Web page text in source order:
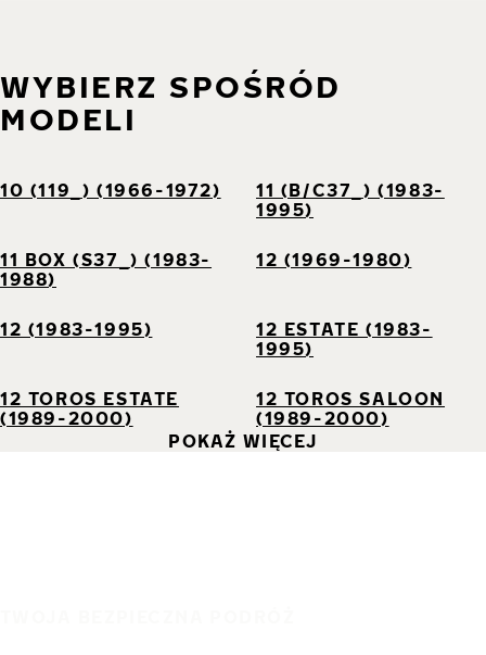
WYBIERZ SPOŚRÓD
MODELI
10 (119_) (1966-1972)
11 (B/C37_) (1983-
1995)
11 BOX (S37_) (1983-
1988)
12 (1969-1980)
12 (1983-1995)
12 ESTATE (1983-
1995)
12 TOROS ESTATE
(1989-2000)
12 TOROS SALOON
(1989-2000)
POKAŻ WIĘCEJ